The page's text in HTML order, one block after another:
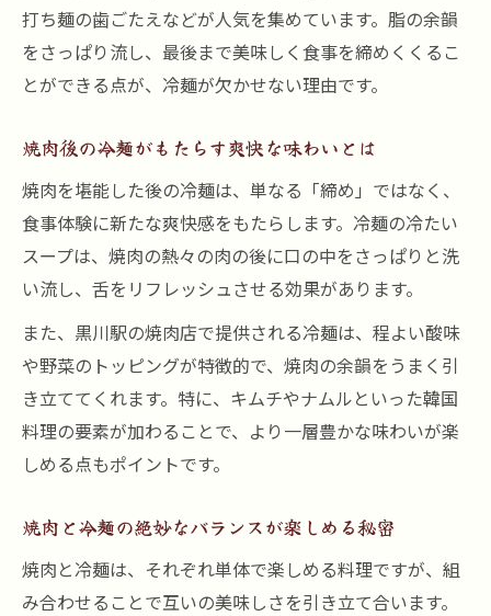
打ち麺の歯ごたえなどが人気を集めています。脂の余韻
をさっぱり流し、最後まで美味しく食事を締めくくるこ
とができる点が、冷麺が欠かせない理由です。
焼肉後の冷麺がもたらす爽快な味わいとは
焼肉を堪能した後の冷麺は、単なる「締め」ではなく、
食事体験に新たな爽快感をもたらします。冷麺の冷たい
スープは、焼肉の熱々の肉の後に口の中をさっぱりと洗
い流し、舌をリフレッシュさせる効果があります。
また、黒川駅の焼肉店で提供される冷麺は、程よい酸味
や野菜のトッピングが特徴的で、焼肉の余韻をうまく引
き立ててくれます。特に、キムチやナムルといった韓国
料理の要素が加わることで、より一層豊かな味わいが楽
しめる点もポイントです。
焼肉と冷麺の絶妙なバランスが楽しめる秘密
焼肉と冷麺は、それぞれ単体で楽しめる料理ですが、組
み合わせることで互いの美味しさを引き立て合います。